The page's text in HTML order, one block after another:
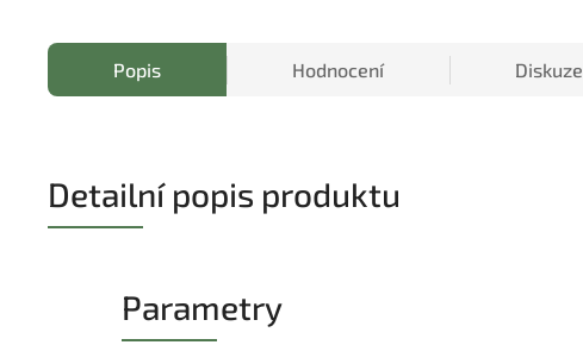
Popis Hodnocení Diskuze
Detailní popis produktu
Parametry